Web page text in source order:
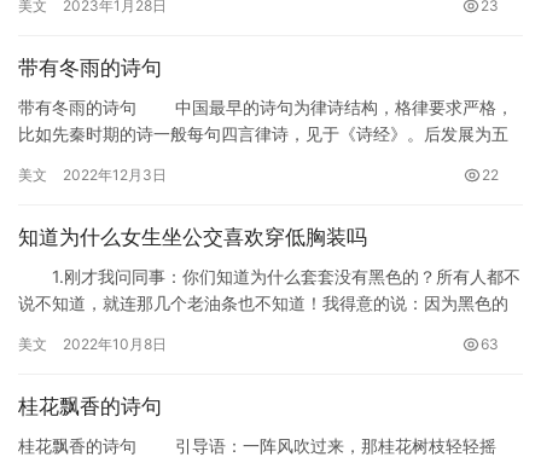
以…
美文 2023年1月28日 23
带有冬雨的诗句
带有冬雨的诗句 中国最早的诗句为律诗结构，格律要求严格，
比如先秦时期的诗一般每句四言律诗，见于《诗经》。后发展为五
美文 2022年12月3日 22
知道为什么女生坐公交喜欢穿低胸装吗
1.刚才我问同事：你们知道为什么套套没有黑色的？所有人都不
说不知道，就连那几个老油条也不知道！我得意的说：因为黑色的
美文 2022年10月8日 63
桂花飘香的诗句
桂花飘香的诗句 引导语：一阵风吹过来，那桂花树枝轻轻摇